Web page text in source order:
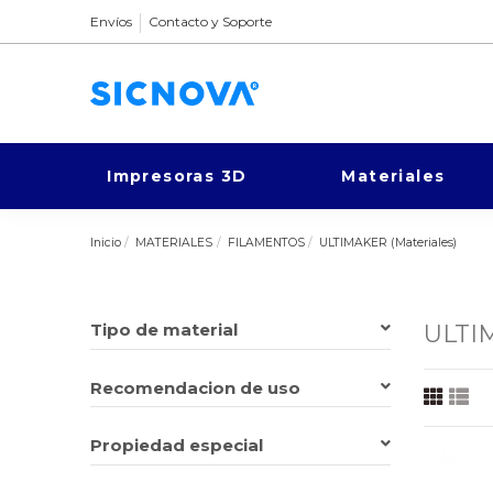
Envíos Contacto y Soporte
Impresoras 3D Materiales
Inicio MATERIALES FILAMENTOS ULTIMAKER (Materiales)
Tipo de material
Flexibles(1)
Recomendacion de uso
Iniciación
Propiedad especial